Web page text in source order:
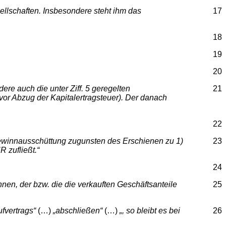
17
Insbesondere steht ihm das
18
19
20
21
auch die unter Ziff. 5 geregelten
Abzug der Kapitalertragsteuer). Der danach
22
23
zugunsten des Erschienen zu 1)
zufließt.“
24
25
der bzw. die die verkauften Geschäftsanteile
26
(…) „abschließen“(…) „, so bleibt es bei